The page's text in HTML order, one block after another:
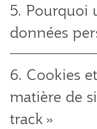
5. Pourquoi
données
6. Cookies
matière de
track »